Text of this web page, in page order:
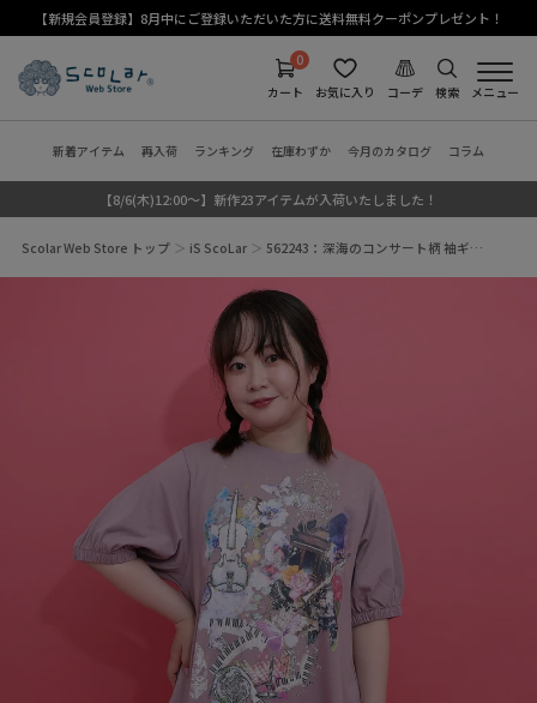
【新規会員登録】8月中にご登録いただいた方に送料無料クーポンプレゼント！
検索
コーデ
お気に入り
0
カート
メニュー
新着アイテム 再入荷 ランキング 在庫わずか 今月のカタログ コラム
【8/6(木)12:00～】新作23アイテムが入荷いたしました！
Scolar Web Store トップ iS ScoLar 562243：深海のコンサート柄 袖ギ…